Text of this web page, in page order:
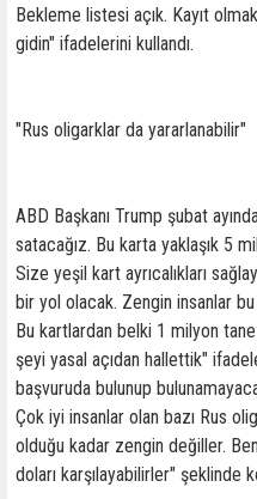
Bekleme listesi açık. Kayıt
gidin" ifadelerini kullandı.
"Rus oligarklar da yararlanabilir"
ABD Başkanı Trump şubat
satacağız. Bu karta yaklaşık 5
Size yeşil kart ayrıcalıkları
bir yol olacak. Zengin insanlar
Bu kartlardan belki 1 milyon
şeyi yasal açıdan hallettik"
başvuruda bulunup
Çok iyi insanlar olan bazı Rus
olduğu kadar zengin değiller.
doları karşılayabilirler" şeklinde